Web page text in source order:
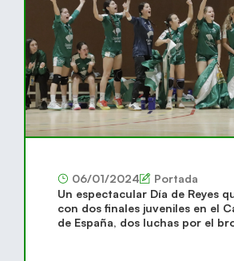
06/01/2024
Portada
Un espectacular Día de Reyes
con dos finales juveniles en el
de España, dos luchas por el